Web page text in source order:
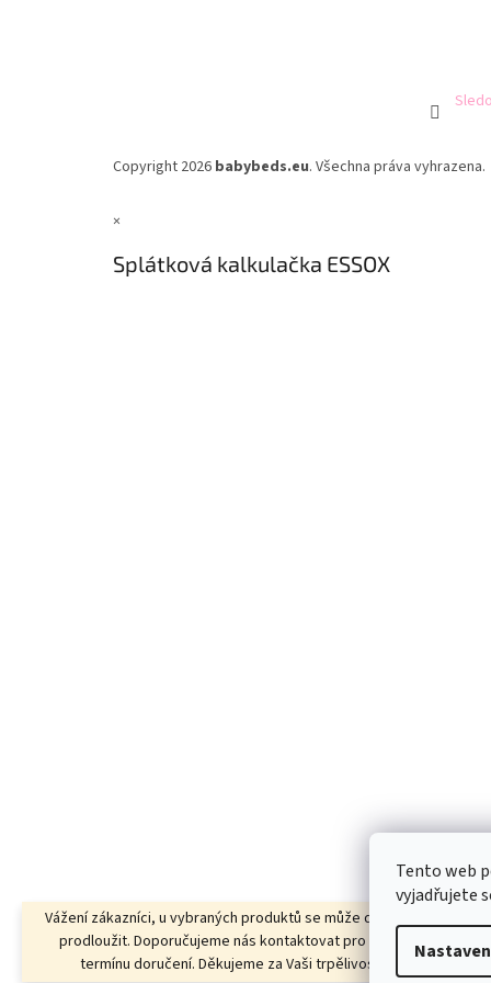
Tento web
vyjadřujete
Vážení zákazníci, u vybraných produktů se může dodací lhůta
prodloužit. Doporučujeme nás kontaktovat pro ověření aktuálního
termínu doručení. Děkujeme za Vaši trpělivost a pochopení.
Copyright 2026 babybeds.eu. Všechna práva vyhrazena.
×
Splátková kalkulačka ESSOX